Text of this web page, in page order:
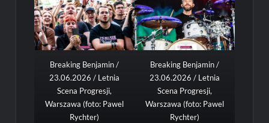
Breaking Benjamin /
23.06.2026 / Letnia
Scena Progresji,
Warszawa (foto: Pawel
Rychter)
Breaking Benjamin /
23.06.2026 / Letnia
Scena Progresji,
Warszawa (foto: Pawel
Rychter)